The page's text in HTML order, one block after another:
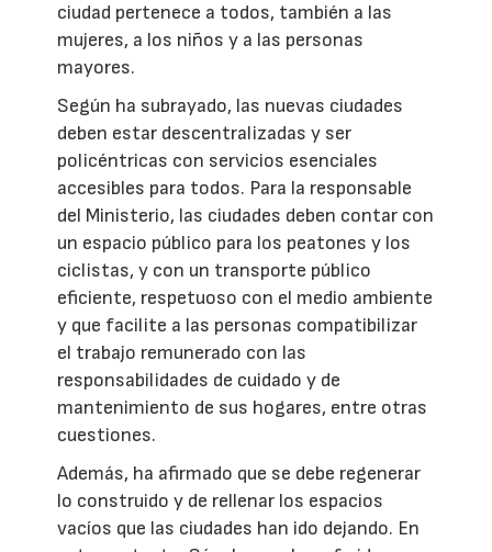
ciudad pertenece a todos, también a las
mujeres, a los niños y a las personas
mayores.
Según ha subrayado, las nuevas ciudades
deben estar descentralizadas y ser
policéntricas con servicios esenciales
accesibles para todos. Para la responsable
del Ministerio, las ciudades deben contar con
un espacio público para los peatones y los
ciclistas, y con un transporte público
eficiente, respetuoso con el medio ambiente
y que facilite a las personas compatibilizar
el trabajo remunerado con las
responsabilidades de cuidado y de
mantenimiento de sus hogares, entre otras
cuestiones.
Además, ha afirmado que se debe regenerar
lo construido y de rellenar los espacios
vacíos que las ciudades han ido dejando. En